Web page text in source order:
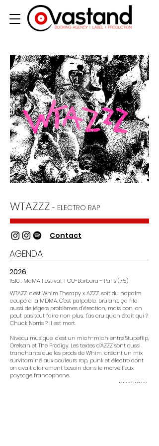
WTAZZZ - ELECTRO RAP
Contact
AGENDA
2026
15.10 : MaMA Festival, FGO-Barbara - Paris (75)
WTAZZ, c'est Whim Therapy x AZZZ, soit du napalm
coupé à la MDMA. C'est palpable, brûlant, ça file
aussi de légers problèmes d'érection, mais bon, on
peut pas tout faire non plus, t'as cru qu'on était qui ?
Chuck Norris ? Il est mort.
Niveau musique, c'est un mich-mich entre Stupeflip,
Orelsan et The Prodigy. Les textes d'AZZZ sont aussi
tranchants que les prods de Whim, créant un mix
survitaminé aux couleurs rap, punk et électro dont
on avait clairement besoin dans le merveilleux
paysage francophone.
BOOKING